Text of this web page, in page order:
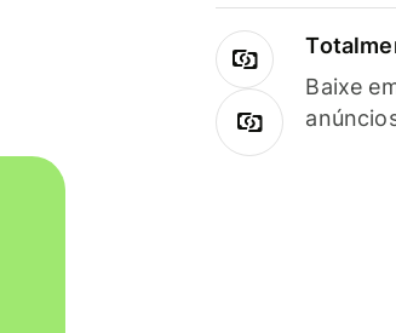
Baixe